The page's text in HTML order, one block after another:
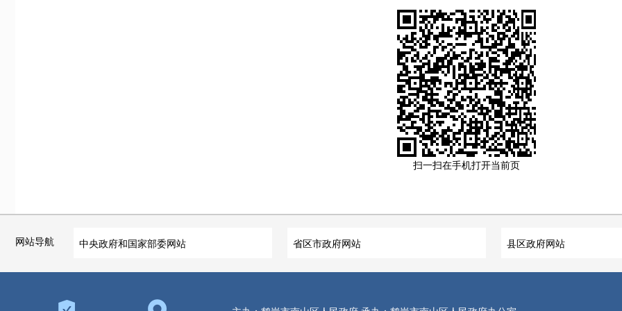
扫一扫在手机打开当前页
网站导航 中央政府和国家部委网站 省区市政府网站 县区政府网站